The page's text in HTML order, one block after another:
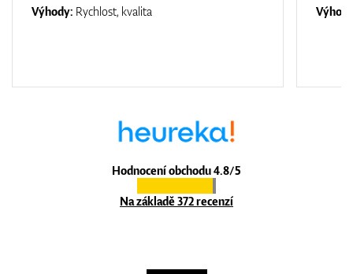
Hodnocení obchodu 4.8/5
Na základě 372 recenzí
Výhody: Rychlost, kvalita